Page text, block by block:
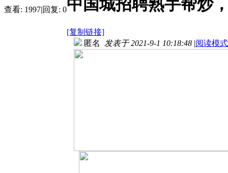
查看: 1997|回复: 0中国城招聘熟手帮炒
[复制链接]
匿名 发表于 2021-9-1 10:18:48 |阅读模式